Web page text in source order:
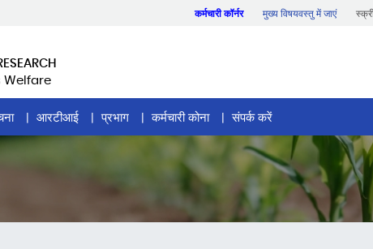
कर्मचारी कॉर्नर मुख्य विषयवस्तु में जाएं
Welfare
आरटीआई प्रभाग कर्मचारी कोना संपर्क करें